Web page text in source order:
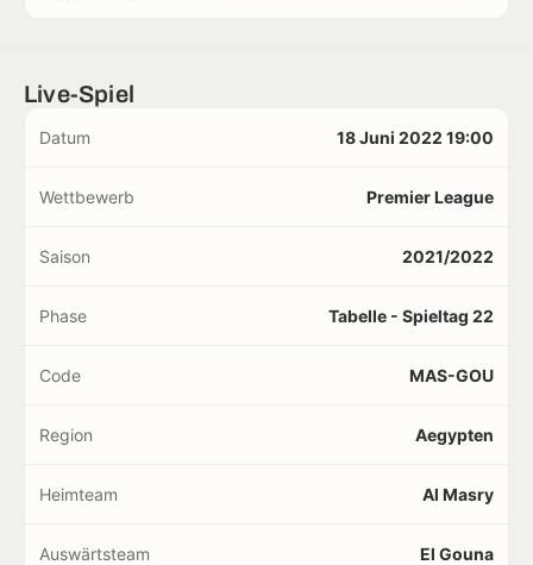
Live-Spiel
Datum 18 Juni 2022 19:00
Wettbewerb Premier League
Saison 2021/2022
Phase Tabelle - Spieltag 22
Code MAS-GOU
Region Aegypten
Heimteam Al Masry
Auswärtsteam El Gouna